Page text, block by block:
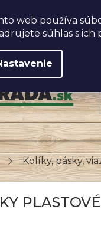
web používa
súhlas s ich
Kolíky, pásky,